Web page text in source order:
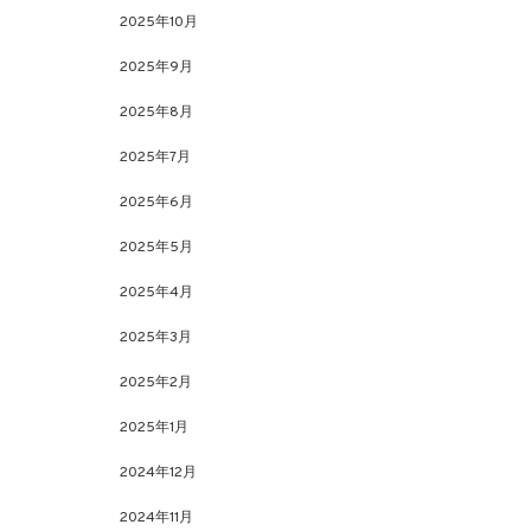
2025年10月
2025年9月
2025年8月
2025年7月
2025年6月
2025年5月
2025年4月
2025年3月
2025年2月
2025年1月
2024年12月
2024年11月